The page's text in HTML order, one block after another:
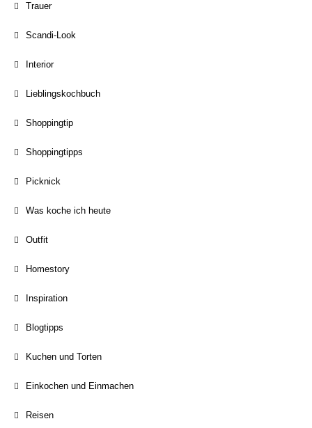
Trauer
Scandi-Look
Interior
Lieblingskochbuch
Shoppingtip
Shoppingtipps
Picknick
Was koche ich heute
Outfit
Homestory
Inspiration
Blogtipps
Kuchen und Torten
Einkochen und Einmachen
Reisen